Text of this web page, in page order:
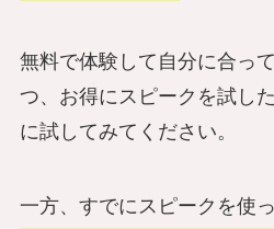
無料で体験して自分に合っ
つ、お得にスピークを試し
に試してみてください。
一方、すでにスピークを使